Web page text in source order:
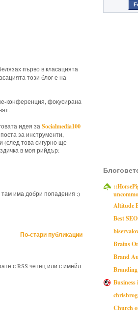
първо в класацията
този блог е на
конференция, фокусирана
идея за Socialmedia100
за инструменти,
(след това сигурно ще
в моя рийдър:
има добри попадения :)
По-стари публикации
с RSS четец или с имейл
Altitude
Best
Brains
Brand
Business
Church